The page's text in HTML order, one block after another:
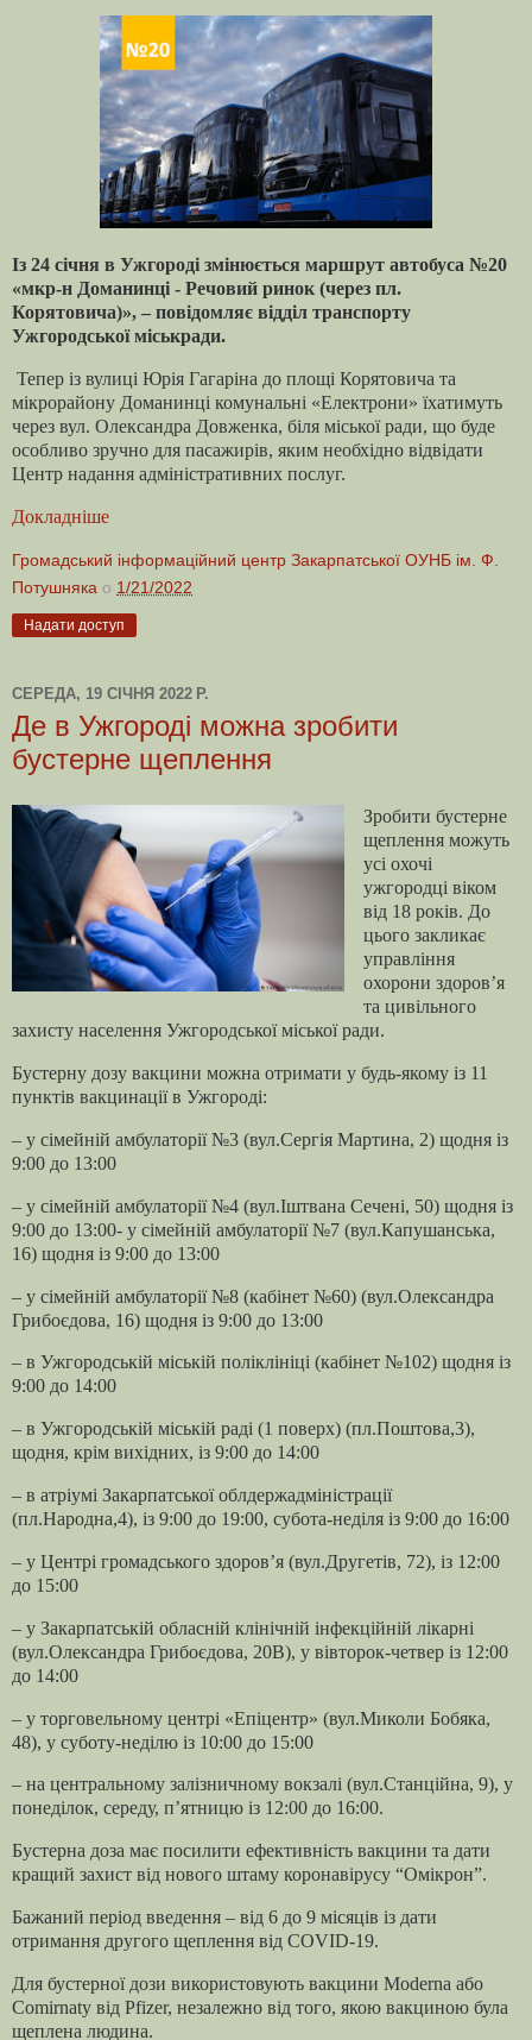
Із 24 січня в Ужгороді змінюється маршрут автобуса №20
«мкр-н Доманинці - Речовий ринок (через пл.
Корятовича)», – повідомляє відділ транспорту
Ужгородської міськради.
Тепер із вулиці Юрія Гагаріна до площі Корятовича та
мікрорайону Доманинці комунальні «Електрони» їхатимуть
через вул. Олександра Довженка, біля міської ради, що буде
особливо зручно для пасажирів, яким необхідно відвідати
Центр надання адміністративних послуг.
Докладніше
Громадський інформаційний центр Закарпатської ОУНБ ім. Ф.
Потушняка о 1/21/2022
Надати доступ
СЕРЕДА, 19 СІЧНЯ 2022 Р.
Де в Ужгороді можна зробити
бустерне щеплення
Зробити бустерне
щеплення можуть
усі охочі
ужгородці віком
від 18 років. До
цього закликає
управління
охорони здоров’я
та цивільного
захисту населення Ужгородської міської ради.
Бустерну дозу вакцини можна отримати у будь-якому із 11
пунктів вакцинації в Ужгороді:
– у сімейній амбулаторії №3 (вул.Сергія Мартина, 2) щодня із
9:00 до 13:00
– у сімейній амбулаторії №4 (вул.Іштвана Сечені, 50) щодня із
9:00 до 13:00- у сімейній амбулаторії №7 (вул.Капушанська,
16) щодня із 9:00 до 13:00
– у сімейній амбулаторії №8 (кабінет №60) (вул.Олександра
Грибоєдова, 16) щодня із 9:00 до 13:00
– в Ужгородській міській поліклініці (кабінет №102) щодня із
9:00 до 14:00
– в Ужгородській міській раді (1 поверх) (пл.Поштова,3),
щодня, крім вихідних, із 9:00 до 14:00
– в атріумі Закарпатської облдержадміністрації
(пл.Народна,4), із 9:00 до 19:00, субота-неділя із 9:00 до 16:00
– у Центрі громадського здоров’я (вул.Другетів, 72), із 12:00
до 15:00
– у Закарпатській обласній клінічній інфекційній лікарні
(вул.Олександра Грибоєдова, 20В), у вівторок-четвер із 12:00
до 14:00
– у торговельному центрі «Епіцентр» (вул.Миколи Бобяка,
48), у суботу-неділю із 10:00 до 15:00
– на центральному залізничному вокзалі (вул.Станційна, 9), у
понеділок, середу, п’ятницю із 12:00 до 16:00.
Бустерна доза має посилити ефективність вакцини та дати
кращий захист від нового штаму коронавірусу “Омікрон”.
Бажаний період введення – від 6 до 9 місяців із дати
отримання другого щеплення від COVID-19.
Для бустерної дози використовують вакцини Moderna або
Comirnaty від Pfizer, незалежно від того, якою вакциною була
щеплена людина.